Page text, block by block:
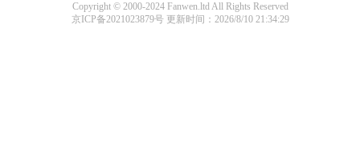
Copyright © 2000-2024 Fanwen.ltd All Rights Reserved
京ICP备2021023879号更新时间：2026/8/10 21:34:29